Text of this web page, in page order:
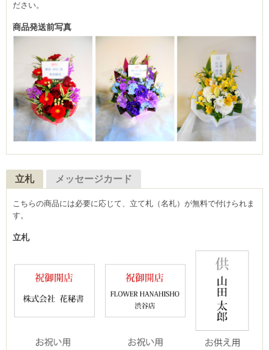
ださい。
商品発送前写真
立札 メッセージカード
こちらの商品には必要に応じて、立て札（名札）が無料で付けられま
す。
立札